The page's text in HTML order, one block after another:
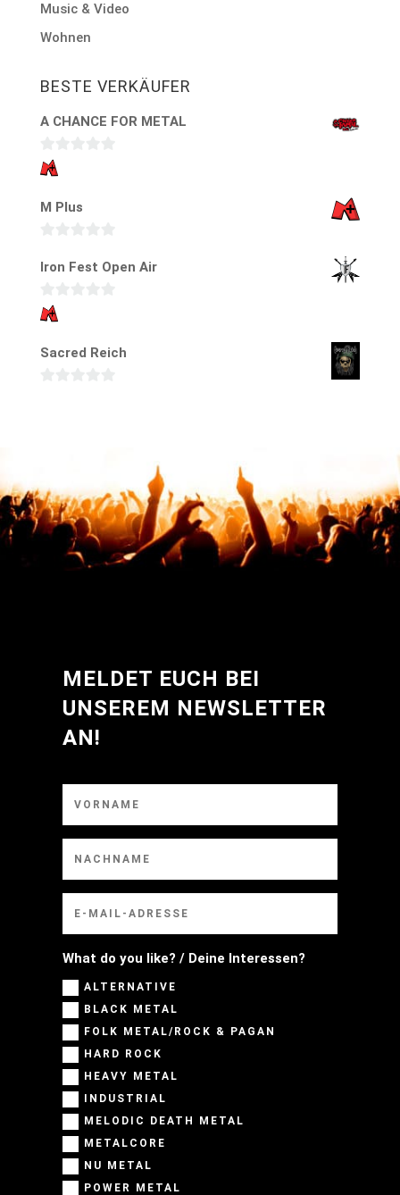
Music & Video
Wohnen
BESTE VERKÄUFER
A CHANCE FOR METAL
0
oM Plus
v
n
Iron Fest Open Air
0
o
Sacred Reich
MELDET EUCH BEI
UNSEREM NEWSLETTER
AN!
What do you like? / Deine Interessen?
ALTERNATIVE
BLACK METAL
FOLK METAL/ROCK & PAGAN
HARD ROCK
HEAVY METAL
INDUSTRIAL
MELODIC DEATH METAL
METALCORE
NU METAL
POWER METAL